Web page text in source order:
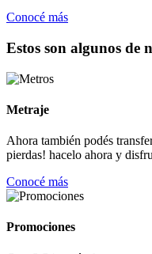
Conocé más
Estos son algunos de
Metraje
Ahora también podés
pierdas! hacelo ahora y
Conocé más
Promociones